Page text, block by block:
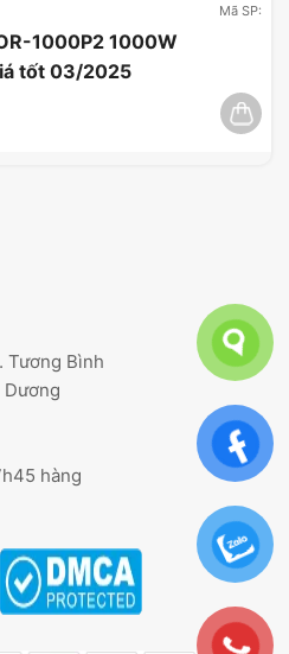
Mã SP:
1000P2 1000W
tốt 03/2025
Tương Bình
Dương
hàng